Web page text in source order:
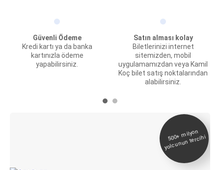
Güvenli Ödeme
Kredi kartı ya da banka
kartınızla ödeme
yapabilirsiniz.
Satın alması kolay
Biletlerinizi internet
sitemizden, mobil
uygulamamızdan veya Kamil
Koç bilet satış noktalarından
alabilirsiniz.
500+
milyon
yolcunun tercihi